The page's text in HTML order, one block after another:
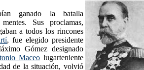
ganado la batalla
Sus proclamas,
a todos los rincones
, fue elegido presidente
Gómez designado
Maceolugarteniente
de la situación, volvió